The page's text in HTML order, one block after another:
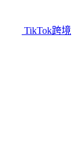
TikTok跨境